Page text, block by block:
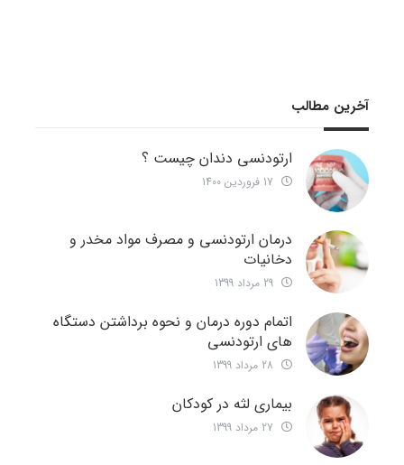
آخرین مطالب
ارتودنسی دندان چیست ؟
درمان ارتودنسی و مصرف مواد مخدر و
دخانیات
اتمام دوره درمان و نحوه برداشتن دستگاه
های ارتودنسی
بیماری لثه در کودکان